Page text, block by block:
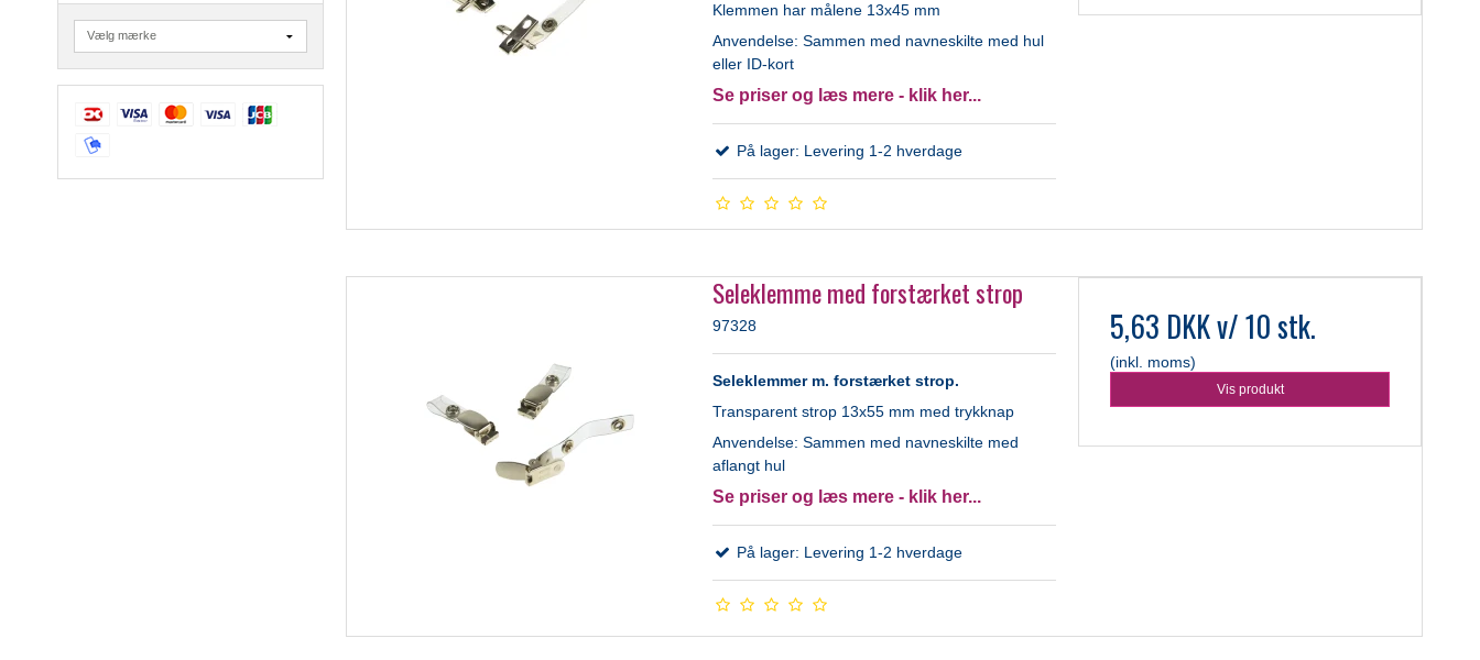
Klemmen har målene 13x45 mm
Anvendelse: Sammen med navneskilte med hul
eller ID-kort
Se priser og læs mere - klik her...
På lager: Levering 1-2 hverdage
Seleklemme med forstærket strop
97328
Seleklemmer m. forstærket strop.
Transparent strop 13x55 mm med trykknap
Anvendelse: Sammen med navneskilte med
aflangt hul
Se priser og læs mere - klik her...
På lager: Levering 1-2 hverdage
5,63 DKKv/ 10 stk.
(inkl. moms)
Vis produkt